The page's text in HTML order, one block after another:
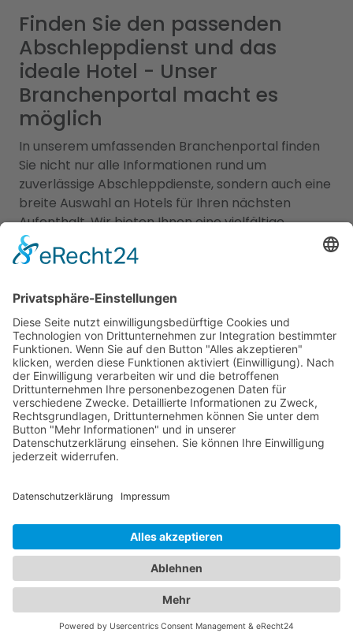
Finden Sie den passenden
Abschleppdienst und das
ideale Hotel - Unser
Branchenportal macht es
möglich
In unserem umfassenden Branchenportal finden
Sie nicht nur alle Informationen rund um
zuverlässige Abschleppdienste, sondern auch eine
breite Auswahl an Hotels für Ihren nächsten
Aufenthalt. Wir bieten Ihnen eine vielfältige
Plattform, um sowohl bei Fahrzeugpannen als
auch bei der Suche nach der perfekten Unterkunft
oder privat unterwegs sind, unser Branchenportal
präsentiert Ihnen eine Vielzahl von Hotels in
verschiedenen Preiskategorien und mit
unterschiedlichen Ausstattungen. Erfahren Sie
mehr über Lage, Zimmeroptionen,
Serviceleistungen und Verfügbarkeiten, um das
idealeHotel Wassenbergfür Ihren Aufenthalt zu
finden. Von luxuriösen 5-Sterne-Hotels bis hin zu
gemütlichen Bed & Breakfasts - bei uns werden Sie
Abschleppdiensten in Ihrer Umgebung. Wenn Sie
eine Fahrzeugpanne haben oder abgeschleppt
werden müssen, können Sie auf unsere Datenbank
vertrauen, die Ihnen eine Liste qualifizierter
Abschleppdienste präsentiert. Informieren Sie sich
über ihre Dienstleistungen, Erreichbarkeit und
Kundenbewertungen, um im Notfall schnell